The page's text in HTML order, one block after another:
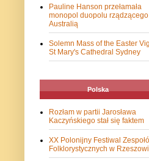
Pauline Hanson przełamała
monopol duopolu rządzącego
Australią
Solemn Mass of the Easter
St Mary's Cathedral Sydney
Polska
Rozłam w partii Jarosława
Kaczyńskiego stał się faktem
XX Polonijny Festiwal
Folklorystycznych w